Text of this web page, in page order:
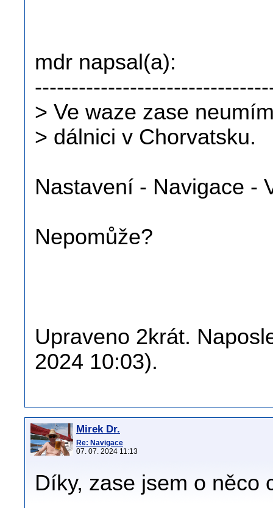
mdr napsal(a):
> Ve waze zase
> dálnici v Chorvatsku.
Nastavení - Navigace -
Nepomůže?
Upraveno 2krát.
2024 10:03).
Mirek Dr.
Re: Navigace
07. 07. 2024 11:13
Díky, zase jsem o něco